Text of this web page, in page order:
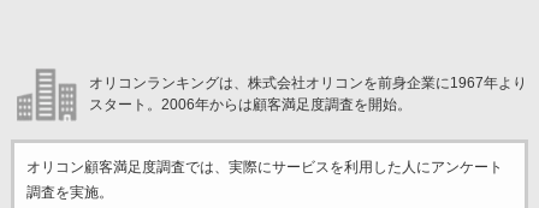
オリコンランキングは、株式会社オリコンを前身企業に1967年より
スタート。2006年からは顧客満足度調査を開始。
オリコン顧客満足度調査では、実際にサービスを利用した 人にアンケート
調査を実施。